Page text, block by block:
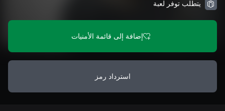
يتطلب توفر لعبة
إضافة إلى قائمة الأمنيات
استرداد رمز